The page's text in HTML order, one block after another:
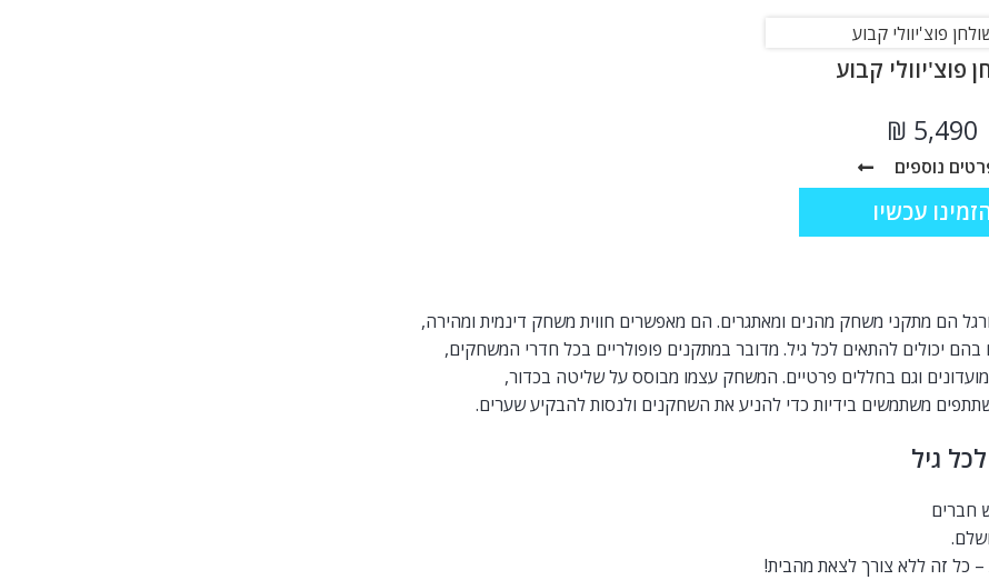
פוצ'יוולי קבוע
₪
נוספים
עכשיו
הם מתקני משחק מהנים ומאתגרים. הם מאפשרים חווית משחק דינמית ומהירה,
יכולים להתאים לכל גיל. מדובר במתקנים פופולריים בכל חדרי המשחקים,
מועדונים וגם בחללים פרטיים. המשחק עצמו מבוסס על שליטה בכדור,
משתמשים בידיות כדי להניע את השחקנים ולנסות להבקיע שערים.
גיל
חברים
– כל זה ללא צורך לצאת מהבית!